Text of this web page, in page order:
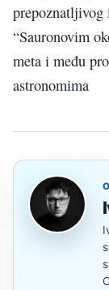
prepoznatljivog
“Sauronovim
meta i među
astronomima